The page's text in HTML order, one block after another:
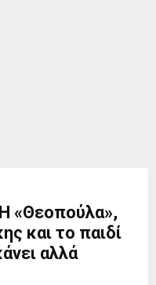
«Θεοπούλα»,
και το παιδί
αλλά